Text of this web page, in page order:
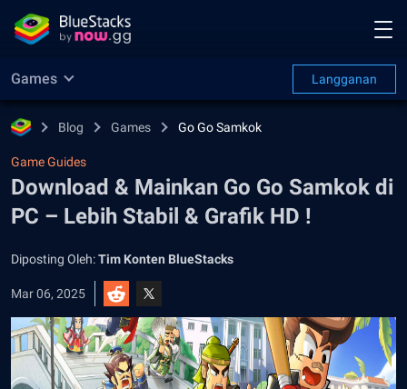
Games Langganan
Blog Games Go Go Samkok
Game Guides
Download & Mainkan Go Go Samkok di
PC – Lebih Stabil & Grafik HD !
Diposting Oleh:Tim Konten BlueStacks
Mar 06, 2025